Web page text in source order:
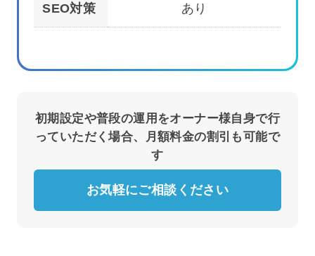
SEO対策 あり
初期設定や普段の運用をオーナー様自身で行
っていただく場合、月額料金の割引も可能で
す
お気軽にご相談ください